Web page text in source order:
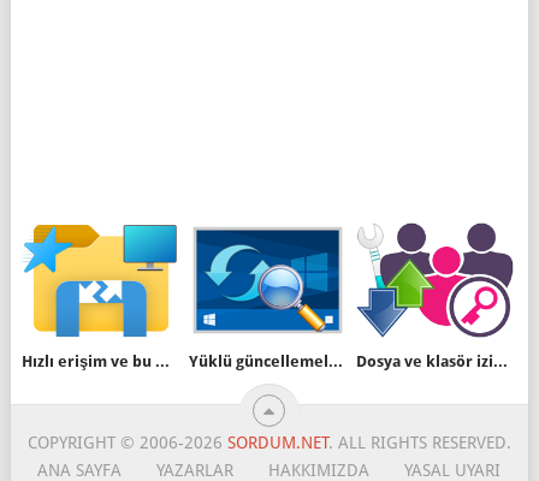
Hızlı erişim ve bu Bilgisayar arasında kolay geçiş Yüklü güncellemeleri kolayca görüntüleyin Dosya ve klasör izinlerinizi kolayca düzenleyin
COPYRIGHT © 2006-2026 SORDUM.NET. ALL RIGHTS RESERVED.
ANA SAYFA
YAZARLAR HAKKIMIZDA YASAL UYARI